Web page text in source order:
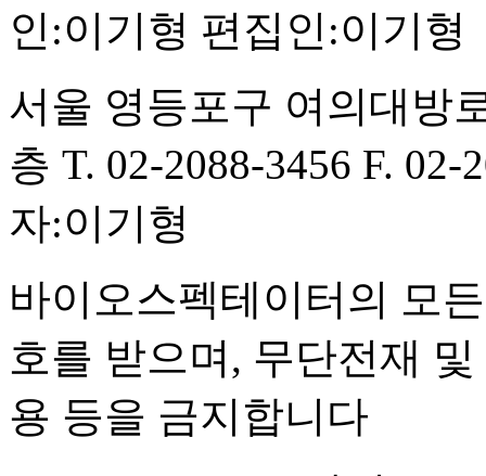
인:이기형 편집인:이기형
서울 영등포구 여의대방
층 T. 02-2088-3456 F. 02-
자:이기형
바이오스펙테이터의 모
호를 받으며, 무단전재
용 등을 금지합니다